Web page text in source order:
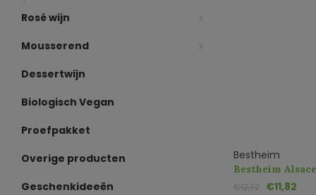
Rosé wijn
Mousserend
Dessertwijn
Biologisch Vegan
Proefpakket
Overige producten
Geschenkideeën
Bestheim
Bestheim
AC
€12,72 €11,82